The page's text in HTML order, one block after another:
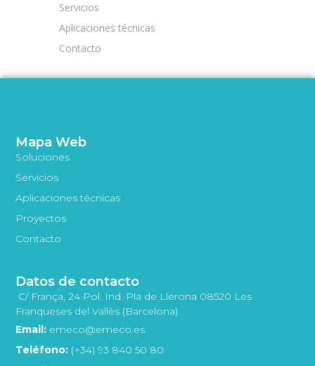
Servicios
Aplicaciones técnicas
Contacto
Mapa Web
Soluciones
Servicios
Aplicaciones técnicas
Proyectos
Contacto
Datos de contacto
C/ França, 24 Pol. Ind. Pla de Llerona 08520 Les
Franqueses del Vallès (Barcelona)
Email: emeco@emeco.es
Teléfono: (+34) 93 840 50 80